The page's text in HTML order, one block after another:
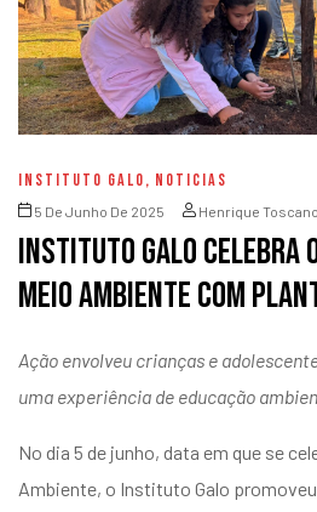
INSTITUTO GALO, NOTICIAS
5 De Junho De 2025 Henrique Toscano
Instituto Galo celebra
Meio Ambiente com
Ação envolveu crianças e
uma experiência de educação
No dia 5 de junho, data em que se
Ambiente, o Instituto Galo